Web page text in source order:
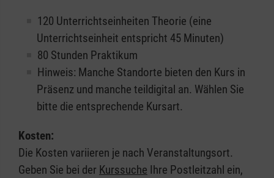
120 Unterrichtseinheiten Theorie (eine
Unterrichtseinheit entspricht 45 Minuten)
80 Stunden Praktikum
Hinweis: Manche Standorte bieten den Kurs in
Präsenz und manche teildigital an. Wählen Sie
bitte die entsprechende Kursart.
Kosten:
Die Kosten variieren je nach Veranstaltungsort.
Geben Sie bei der Kurssuche Ihre Postleitzahl ein,